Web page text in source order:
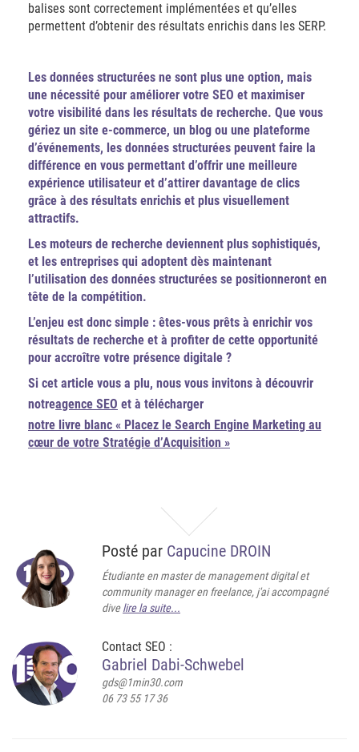
balises sont correctement implémentées et qu’elles
permettent d’obtenir des résultats enrichis dans les SERP.
Les données structurées ne sont plus une option, mais
une nécessité pour améliorer votre SEO et maximiser
votre visibilité dans les résultats de recherche. Que vous
gériez un site e-commerce, un blog ou une plateforme
d’événements, les données structurées peuvent faire la
différence en vous permettant d’offrir une meilleure
expérience utilisateur et d’attirer davantage de clics
grâce à des résultats enrichis et plus visuellement
attractifs.
Les moteurs de recherche deviennent plus sophistiqués,
et les entreprises qui adoptent dès maintenant
l’utilisation des données structurées se positionneront en
tête de la compétition.
L’enjeu est donc simple : êtes-vous prêts à enrichir vos
résultats de recherche et à profiter de cette opportunité
pour accroître votre présence digitale ?
Si cet article vous a plu, nous vous invitons à découvrir
notreagence SEO et à télécharger
notre livre blanc « Placez le Search Engine Marketing au
cœur de votre Stratégie d’Acquisition »
Posté par Capucine DROIN
Étudiante en master de management digital et
community manager en freelance, j'ai accompagné
divelire la suite...
Contact SEO :
Gabriel Dabi-Schwebel
gds@1min30.com
06 73 55 17 36